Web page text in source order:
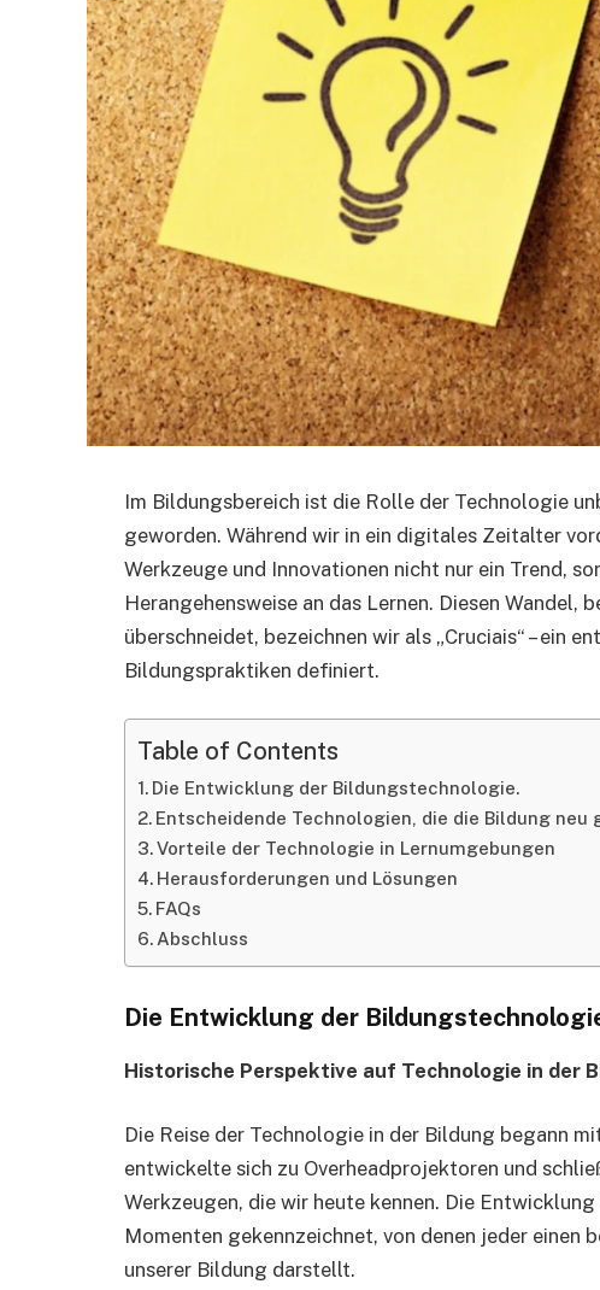
Im Bildungsbereich ist die Rolle der Technologie
geworden. Während wir in ein digitales Zeitalter
Werkzeuge und Innovationen nicht nur ein Trend,
Herangehensweise an das Lernen. Diesen Wandel,
überschneidet, bezeichnen wir als „Cruciais“ – ein
Bildungspraktiken definiert.
Table of Contents
Die Entwicklung der Bildungstechnologie.
Entscheidende Technologien, die die Bildung neu
Vorteile der Technologie in Lernumgebungen
Herausforderungen und Lösungen
FAQs
Abschluss
Die Entwicklung der
Historische Perspektive auf Technologie in der
Die Reise der Technologie in der Bildung begann
entwickelte sich zu Overheadprojektoren und
Werkzeugen, die wir heute kennen. Die Entwicklung
Momenten gekennzeichnet, von denen jeder einen
unserer Bildung darstellt.